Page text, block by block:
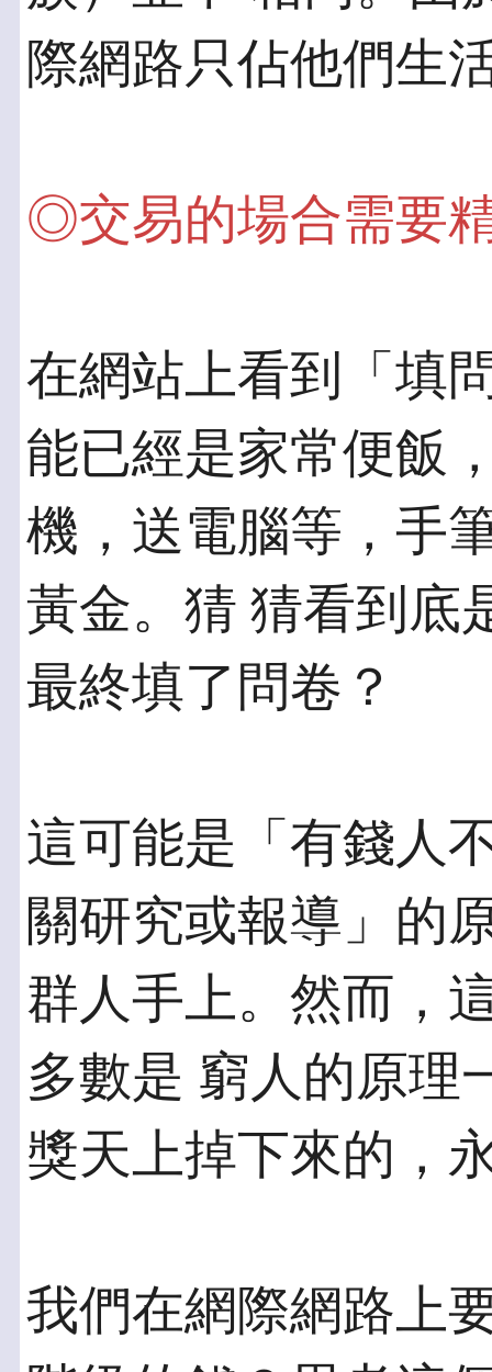
際網路只佔他們生
◎交易的場合需要
在網站上看到「填
能已經是家常便飯
機，送電腦等，手
黃金。猜 猜看到底
最終填了問卷？
這可能是「有錢人
關研究或報導」的
群人手上。然而，
多數是 窮人的原理
獎天上掉下來的，
我們在網際網路上